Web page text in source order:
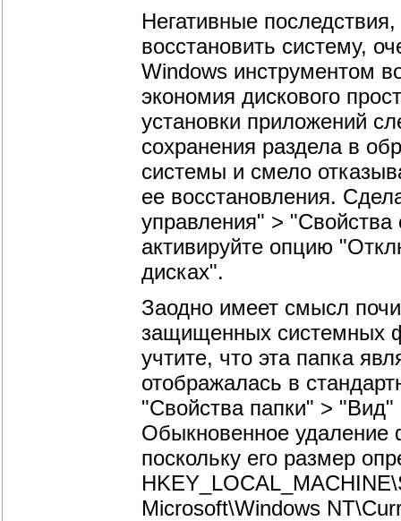
Негативные
восстановить систему,
Windows инструментом
экономия дискового
установки приложений
сохранения раздела в
системы и смело
ее восстановления.
управления" >
активируйте опцию
дисках".
Заодно имеет смысл
защищенных системных
учтите, что эта папка
отображалась в
"Свойства папки" > "Вид"
Обыкновенное удаление
поскольку его размер
Microsoft\Windows